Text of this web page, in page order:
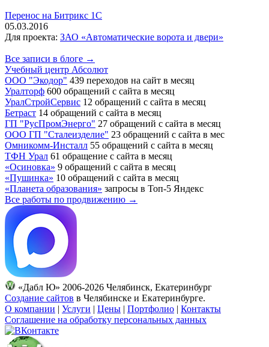
Перенос на Битрикс 1С
05.03.2016
Для проекта: ЗАО «Автоматические ворота и двери»
Все записи в блоге →
Учебный центр Абсолют
ООО "Экодор" 439 переходов на сайт в месяц
Уралторф 600 обращений с сайта в месяц
УралСтройСервис 12 обращений с сайта в месяц
Бетраст 14 обращений с сайта в месяц
ГП "РусПромЭнерго" 27 обращений с сайта в месяц
ООО ГП "Сталеизделие" 23 обращений с сайта в мес
Омникомм-Инсталл 55 обращений с сайта в месяц
ТФН Урал 61 обращение с сайта в месяц
«Осиновка» 9 обращений с сайта в месяц
«Пушинка» 10 обращений с сайта в месяц
«Планета образования» запросы в Топ-5 Яндекс
Все работы по продвижению →
«Дабл Ю» 2006-2026 Челябинск, Екатеринбург
Создание сайтов в Челябинске и Екатеринбурге.
О компании | Услуги | Цены | Портфолио | Контакты
Соглашение на обработку персональных данных